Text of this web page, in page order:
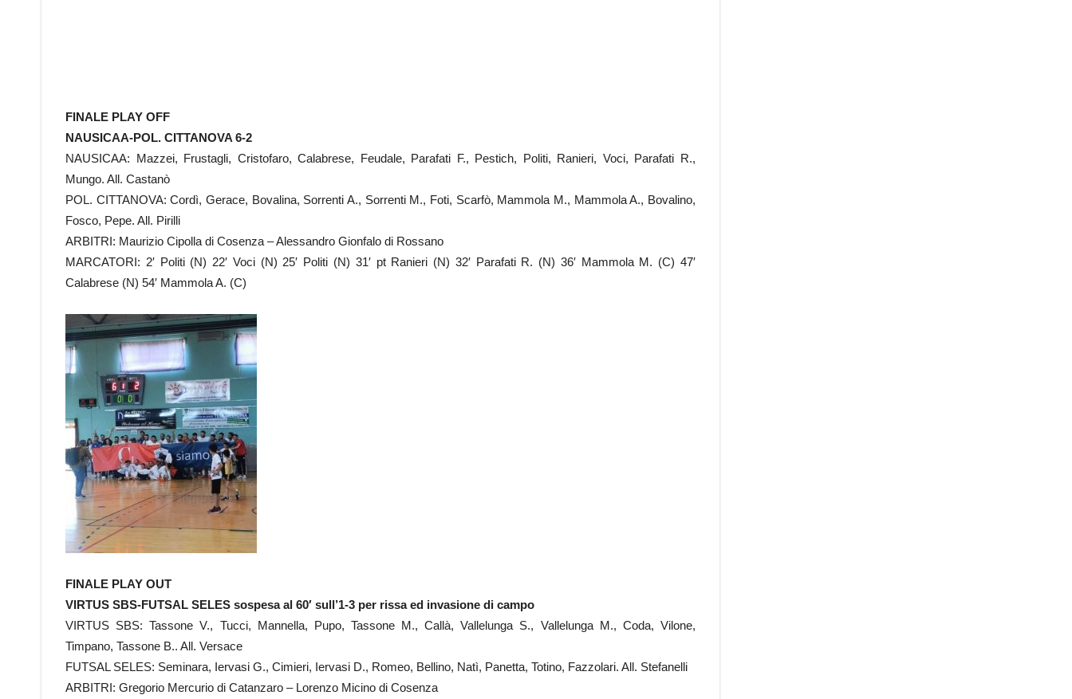
FINALE PLAY OFF
NAUSICAA-POL. CITTANOVA 6-2
NAUSICAA: Mazzei, Frustagli, Cristofaro, Calabrese, Feudale, Parafati F., Pestich, Politi, Ranieri, Voci, Parafati R.,
Mungo. All. Castanò
POL. CITTANOVA: Cordì, Gerace, Bovalina, Sorrenti A., Sorrenti M., Foti, Scarfò, Mammola M., Mammola A., Bovalino,
Fosco, Pepe. All. Pirilli
ARBITRI: Maurizio Cipolla di Cosenza – Alessandro Gionfalo di Rossano
MARCATORI: 2′ Politi (N) 22′ Voci (N) 25′ Politi (N) 31′ pt Ranieri (N) 32′ Parafati R. (N) 36′ Mammola M. (C) 47′
Calabrese (N) 54′ Mammola A. (C)
FINALE PLAY OUT
VIRTUS SBS-FUTSAL SELES sospesa al 60′ sull’1-3 per rissa ed invasione di campo
VIRTUS SBS: Tassone V., Tucci, Mannella, Pupo, Tassone M., Callà, Vallelunga S., Vallelunga M., Coda, Vilone,
Timpano, Tassone B.. All. Versace
FUTSAL SELES: Seminara, Iervasi G., Cimieri, Iervasi D., Romeo, Bellino, Natì, Panetta, Totino, Fazzolari. All. Stefanelli
ARBITRI: Gregorio Mercurio di Catanzaro – Lorenzo Micino di Cosenza